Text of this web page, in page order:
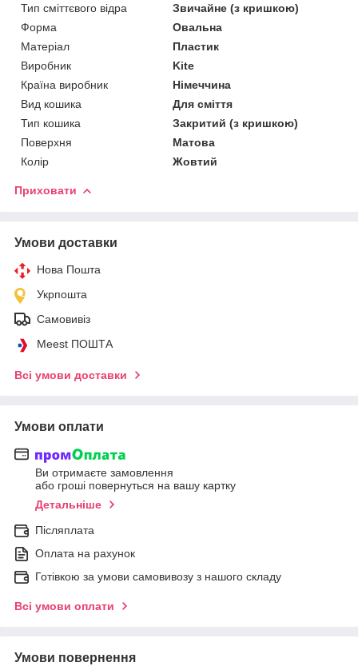
Тип сміттєвого відра
Звичайне (з кришкою)
Форма
Овальна
Матеріал
Пластик
Виробник
Kite
Країна виробник
Німеччина
Вид кошика
Для сміття
Тип кошика
Закритий (з кришкою)
Поверхня
Матова
Колір
Жовтий
Приховати
Умови доставки
Нова Пошта
Укрпошта
Самовивіз
Meest ПОШТА
Всі умови доставки
Умови оплати
Ви отримаєте замовлення
або гроші повернуться на вашу картку
Детальніше
Післяплата
Оплата на рахунок
Готівкою за умови самовивозу з нашого складу
Всі умови оплати
Умови повернення